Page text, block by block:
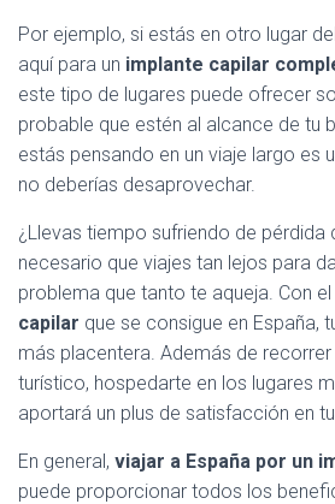
Por ejemplo, si estás en otro lugar
aquí para un implante capilar
este tipo de lugares puede ofrecer
probable que estén al alcance de tu
estás pensando en un viaje largo es
no deberías desaprovechar.
¿Llevas tiempo sufriendo de pérdida
necesario que viajes tan lejos para
problema que tanto te aqueja. Con el
capilar que se consigue en España,
más placentera. Además de
turístico, hospedarte en los lugares
aportará un plus de satisfacción en
En general, viajar a España por un
puede proporcionar todos los